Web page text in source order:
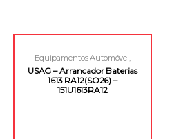
Equipamentos Automóvel,
Equipamentos e Acessórios
USAG – Arrancador Baterias
1613 RA12(SO26) –
151U1613RA12